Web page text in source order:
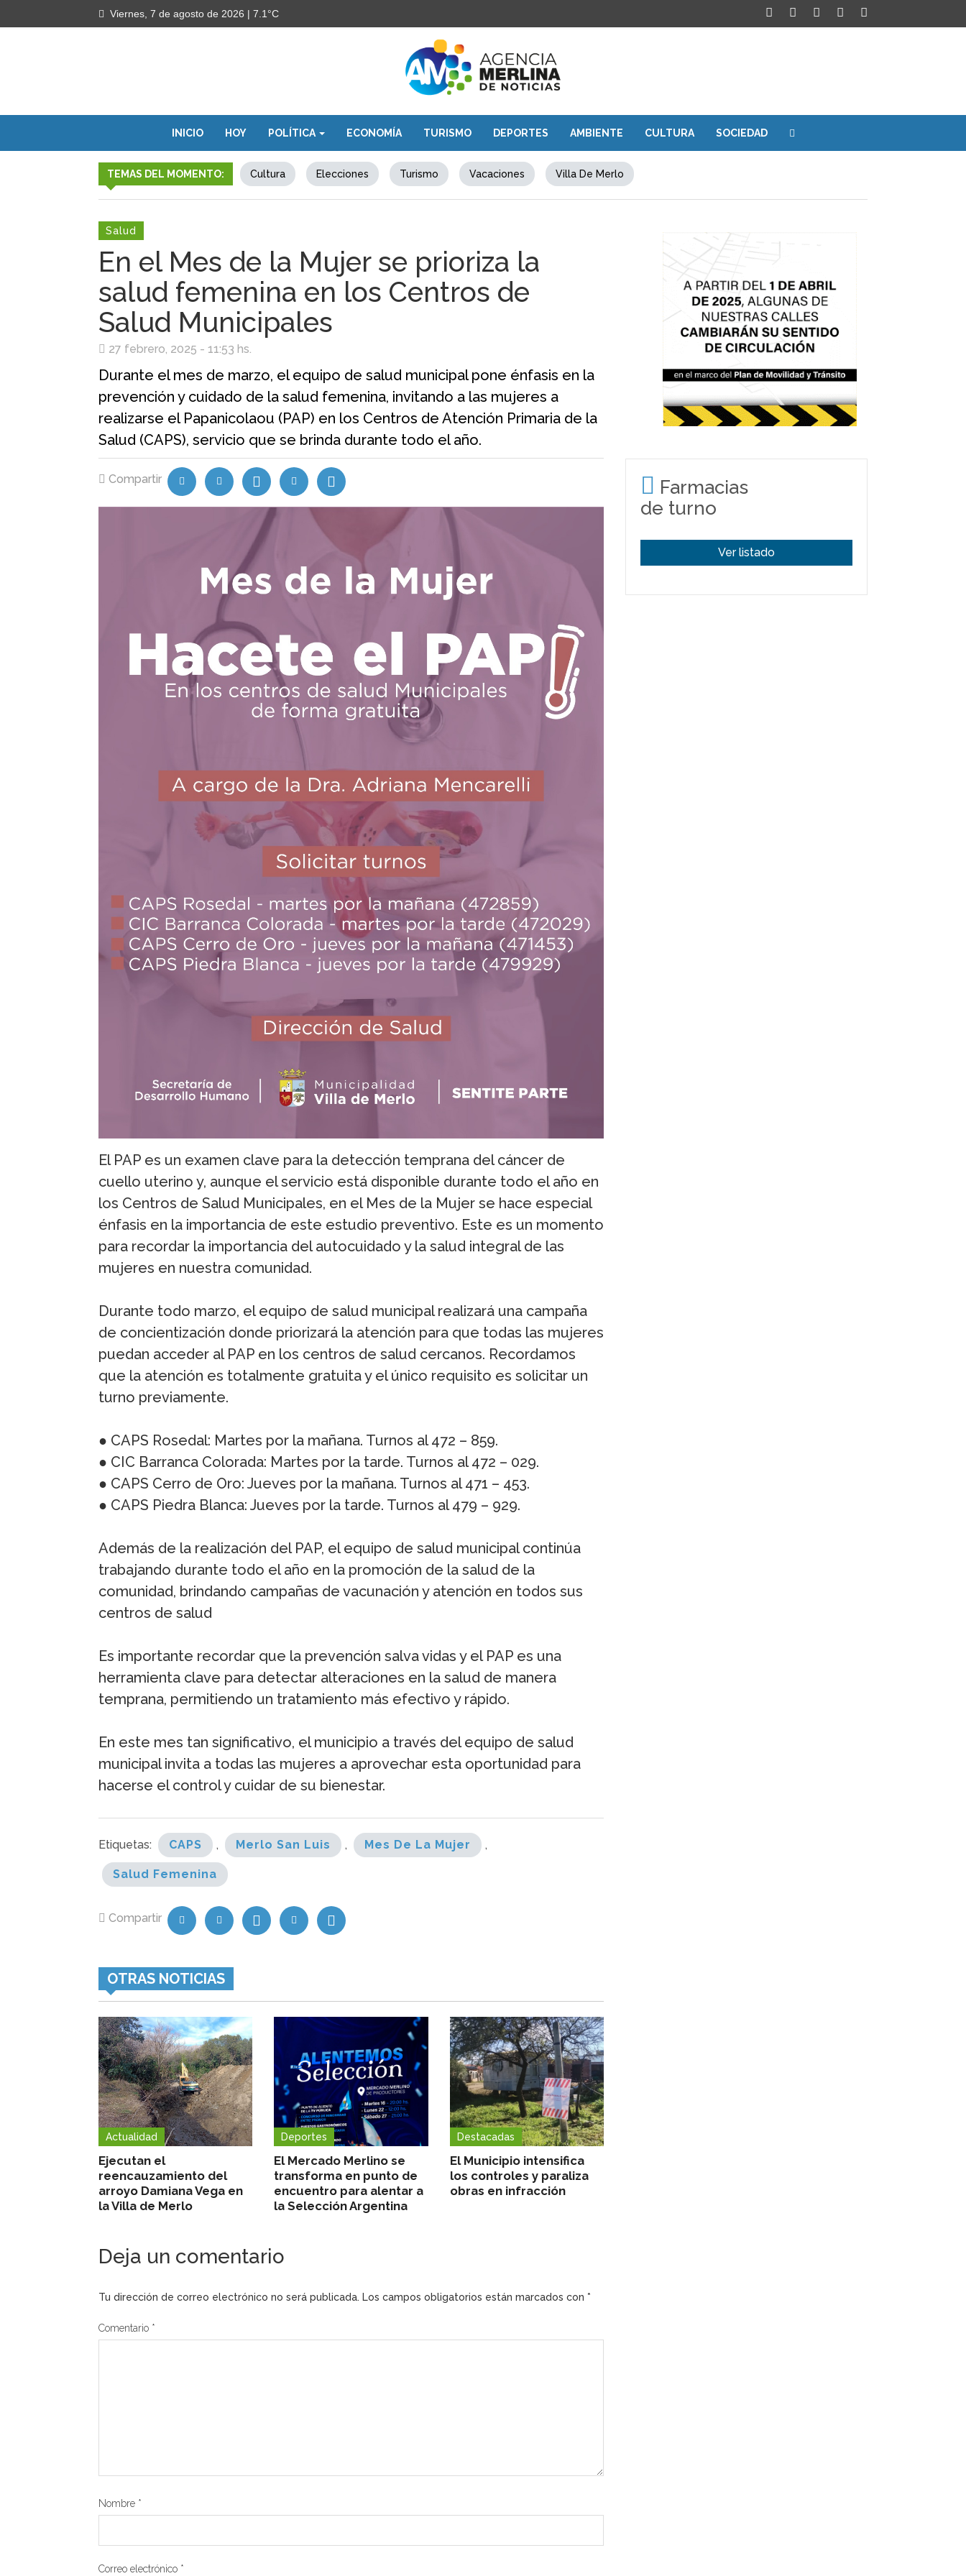
Viernes, 7 de agosto de 2026 | 7.1°C
INICIO HOY POLÍTICA ECONOMÍA TURISMO DEPORTES AMBIENTE CULTURA SOCIEDAD
TEMAS DEL MOMENTO: Cultura Elecciones Turismo Vacaciones Villa De Merlo
Salud
En el Mes de la Mujer se prioriza la
salud femenina en los Centros de
Salud Municipales
27 febrero, 2025 - 11:53 hs.
Durante el mes de marzo, el equipo de salud municipal pone énfasis en la
prevención y cuidado de la salud femenina, invitando a las mujeres a
realizarse el Papanicolaou (PAP) en los Centros de Atención Primaria de la
Salud (CAPS), servicio que se brinda durante todo el año.
Compartir
El PAP es un examen clave para la detección temprana del cáncer de
cuello uterino y, aunque el servicio está disponible durante todo el año en
los Centros de Salud Municipales, en el Mes de la Mujer se hace especial
énfasis en la importancia de este estudio preventivo. Este es un momento
para recordar la importancia del autocuidado y la salud integral de las
mujeres en nuestra comunidad.
Durante todo marzo, el equipo de salud municipal realizará una campaña
de concientización donde priorizará la atención para que todas las mujeres
puedan acceder al PAP en los centros de salud cercanos. Recordamos
que la atención es totalmente gratuita y el único requisito es solicitar un
turno previamente.
● CAPS Rosedal: Martes por la mañana. Turnos al 472 – 859.
● CIC Barranca Colorada: Martes por la tarde. Turnos al 472 – 029.
● CAPS Cerro de Oro: Jueves por la mañana. Turnos al 471 – 453.
● CAPS Piedra Blanca: Jueves por la tarde. Turnos al 479 – 929.
Además de la realización del PAP, el equipo de salud municipal continúa
trabajando durante todo el año en la promoción de la salud de la
comunidad, brindando campañas de vacunación y atención en todos sus
centros de salud
Es importante recordar que la prevención salva vidas y el PAP es una
herramienta clave para detectar alteraciones en la salud de manera
temprana, permitiendo un tratamiento más efectivo y rápido.
En este mes tan significativo, el municipio a través del equipo de salud
municipal invita a todas las mujeres a aprovechar esta oportunidad para
hacerse el control y cuidar de su bienestar.
Etiquetas: CAPS , Merlo San Luis , Mes De La Mujer ,
Salud Femenina
Compartir
OTRAS NOTICIAS
Actualidad
Ejecutan el
reencauzamiento del
arroyo Damiana Vega en
la Villa de Merlo
Deportes
El Mercado Merlino se
transforma en punto de
encuentro para alentar a
la Selección Argentina
Destacadas
El Municipio intensifica
los controles y paraliza
obras en infracción
Deja un comentario
Tu dirección de correo electrónico no será publicada. Los campos obligatorios están marcados con *
Comentario *
Nombre *
Correo electrónico *
Farmacias
de turno
Ver listado